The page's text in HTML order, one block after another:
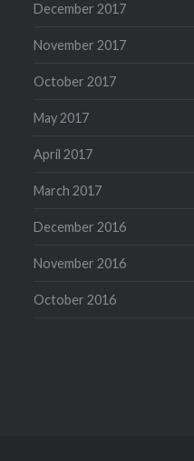
December 2017
November 2017
October 2017
May 2017
April 2017
March 2017
December 2016
November 2016
October 2016